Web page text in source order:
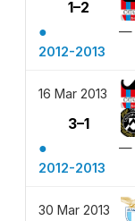
1–2
●
—
2012-2013
16 Mar 2013
3–1
●
—
2012-2013
30 Mar 2013